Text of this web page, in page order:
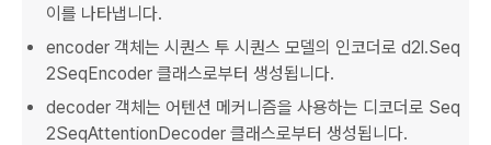
이를 나타냅니다.
encoder 객체는 시퀀스 투 시퀀스 모델의 인코더로 d2l.Seq
2SeqEncoder 클래스로부터 생성됩니다.
decoder 객체는 어텐션 메커니즘을 사용하는 디코더로 Seq
2SeqAttentionDecoder 클래스로부터 생성됩니다.